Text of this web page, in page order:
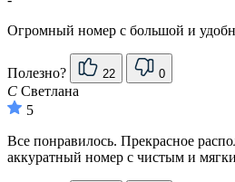
Огромный номер с большой и
Полезно? 22 0
С Светлана
5
Все понравилось. Прекрасное
аккуратный номер с чистым и